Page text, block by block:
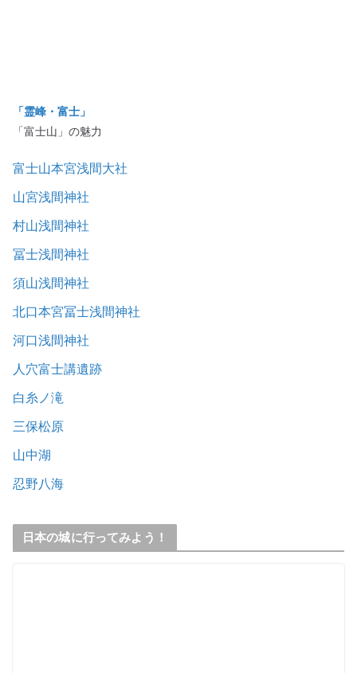
「霊峰・富士」
「富士山」の魅力
富士山本宮浅間大社
山宮浅間神社
村山浅間神社
冨士浅間神社
須山浅間神社
北口本宮冨士浅間神社
河口浅間神社
人穴富士講遺跡
白糸ノ滝
三保松原
山中湖
忍野八海
日本の城に行ってみよう！